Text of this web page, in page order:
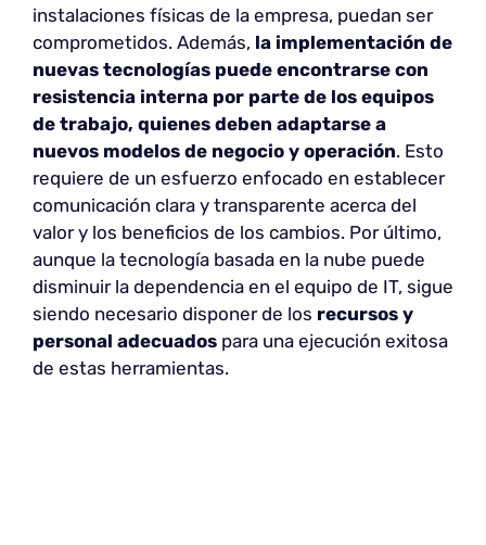
instalaciones físicas de la empresa, puedan ser
comprometidos. Además, la implementación de
nuevas tecnologías puede encontrarse con
resistencia interna por parte de los equipos
de trabajo, quienes deben adaptarse a
nuevos modelos de negocio y operación. Esto
requiere de un esfuerzo enfocado en establecer
comunicación clara y transparente acerca del
valor y los beneficios de los cambios. Por último,
aunque la tecnología basada en la nube puede
disminuir la dependencia en el equipo de IT, sigue
siendo necesario disponer de los recursos y
personal adecuados para una ejecución exitosa
de estas herramientas.